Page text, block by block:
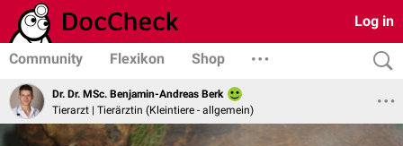
Log in
Community Flexikon Shop
Dr. Dr. MSc. Benjamin-Andreas Berk
Tierarzt | Tierärztin (Kleintiere - allgemein)